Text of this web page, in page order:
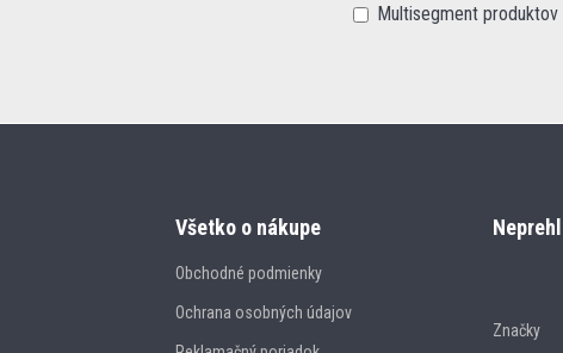
Multisegment produktov
Všetko o nákupe
Obchodné podmienky
Ochrana osobných údajov
Značky